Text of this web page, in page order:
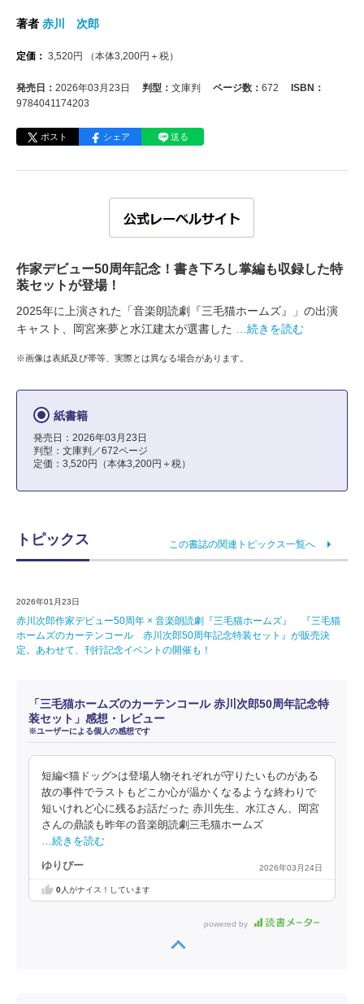
著者 赤川 次郎
定価： 3,520円 （本体3,200円＋税）
発売日： 2026年03月23日 判型： 文庫判 ページ数： 672
ISBN：
9784041174203
ポスト シェア 送る
作家デビュー50周年記念！書き下ろし掌編も収録した特
装セットが登場！
2025年に上演された「音楽朗読劇『三毛猫ホームズ』」の出演
キャスト、岡宮来夢と水江建太が選書した
…続きを読む
※画像は表紙及び帯等、実際とは異なる場合があります。
紙書籍
発売日：2026年03月23日
判型：文庫判／672ページ
定価：3,520円（本体3,200円＋税）
トピックス この書誌の関連トピックス一覧へ
2026年01月23日
赤川次郎作家デビュー50周年 × 音楽朗読劇『三毛猫ホームズ』 『三毛猫
ホームズのカーテンコール 赤川次郎50周年記念特装セット』が販売決
定。あわせて、刊行記念イベントの開催も！
「三毛猫ホームズのカーテンコール 赤川次郎50周年記念特
装セット」感想・レビュー
※ユーザーによる個人の感想です
短編<猫ドッグ>は登場人物それぞれが守りたいものがある
故の事件でラストもどこか心が温かくなるような終わりで
短いけれど心に残るお話だった 赤川先生、水江さん、岡宮
さんの鼎談も昨年の音楽朗読劇三毛猫ホームズ
…続きを読む
ゆりぴー 2026年03月24日
0人がナイス！しています
powered by